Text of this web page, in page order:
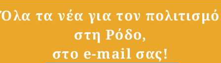
Όλα τα νέα για τον πολιτισμό
στη Ρόδο,
στο e-mail σας!